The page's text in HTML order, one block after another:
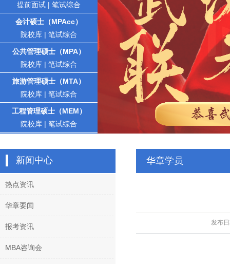
提前面试 | 笔试综合
会计硕士（MPAcc）
院校库 | 笔试综合
公共管理硕士（MPA）
院校库 | 笔试综合
旅游管理硕士（MTA）
院校库 | 笔试综合
工程管理硕士（MEM）
院校库 | 笔试综合
新闻中心
热点资讯
华章要闻
报考资讯
MBA咨询会
华章学员
发布